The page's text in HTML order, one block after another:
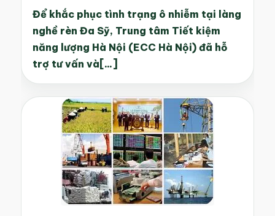
Để khắc phục tình trạng ô nhiễm tại làng
nghề rèn Đa Sỹ, Trung tâm Tiết kiệm
năng lượng Hà Nội (ECC Hà Nội) đã hỗ
trợ tư vấn và[...]